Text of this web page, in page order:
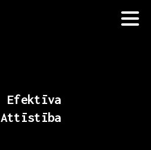
Efektīva
Attīstība